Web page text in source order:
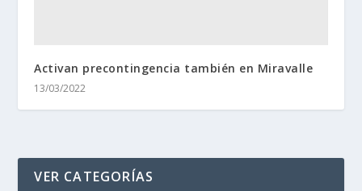
Activan precontingencia también en Miravalle
13/03/2022
VER CATEGORÍAS